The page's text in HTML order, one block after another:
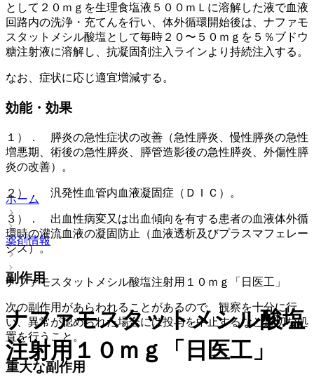
として２０ｍｇを生理食塩液５００ｍＬに溶解した液で血液
回路内の洗浄・充てんを行い、体外循環開始後は、ナファモ
スタットメシル酸塩として毎時２０〜５０ｍｇを５％ブドウ
糖注射液に溶解し、抗凝固剤注入ラインより持続注入する。
なお、症状に応じ適宜増減する。
効能・効果
１）． 膵炎の急性症状の改善（急性膵炎、慢性膵炎の急性
増悪期、術後の急性膵炎、膵管造影後の急性膵炎、外傷性膵
炎の改善）。
２）． 汎発性血管内血液凝固症（ＤＩＣ）。
３）． 出血性病変又は出血傾向を有する患者の血液体外循
環時の灌流血液の凝固防止（血液透析及びプラスマフェレー
シス）。
副作用
次の副作用があらわれることがあるので、観察を十分に行
い、異常が認められた場合には投与を中止するなど適切な処
置を行うこと。
重大な副作用
ホーム
薬剤情報
ナファモスタットメシル酸塩注射用１０ｍｇ「日医工」
ナファモスタットメシル酸塩
注射用１０ｍｇ「日医工」